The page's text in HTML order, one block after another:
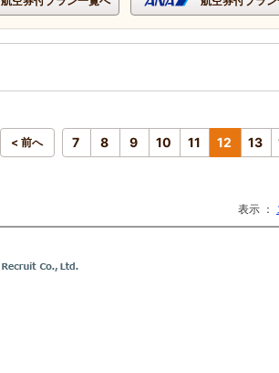
< 前へ 7 8 9 10 11 12 13
表示 ：